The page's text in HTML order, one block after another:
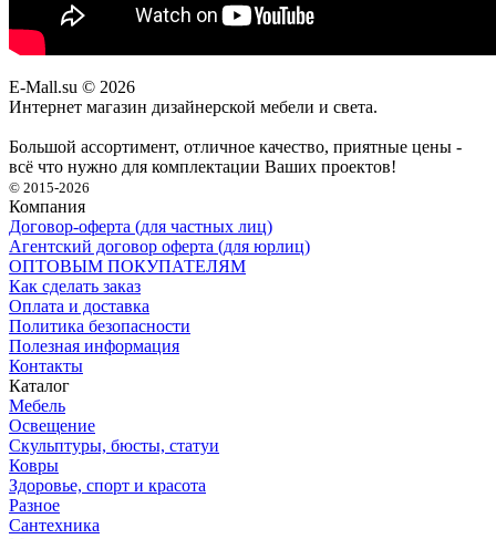
E-Mall.su © 2026
Интернет магазин дизайнерской мебели и света.
Большой ассортимент, отличное качество, приятные цены -
всё что нужно для комплектации Ваших проектов!
© 2015-2026
Компания
Договор-оферта (для частных лиц)
Агентский договор оферта (для юрлиц)
ОПТОВЫМ ПОКУПАТЕЛЯМ
Как сделать заказ
Оплата и доставка
Политика безопасности
Полезная информация
Контакты
Каталог
Мебель
Освещение
Скульптуры, бюсты, статуи
Ковры
Здоровье, спорт и красота
Разное
Сантехника